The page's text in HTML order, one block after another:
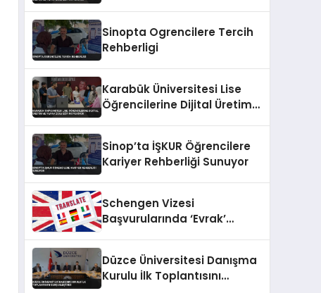
Sinopta Ogrencilere Tercih
Rehberligi
Karabük Üniversitesi Lise
Öğrencilerine Dijital Üretim
Sinop’ta İŞKUR Öğrencilere
Kariyer Rehberliği Sunuyor
Schengen Vizesi
Başvurularında ‘Evrak’
Ortaya Çıktı
Düzce Üniversitesi Danışma
Kurulu İlk Toplantısını